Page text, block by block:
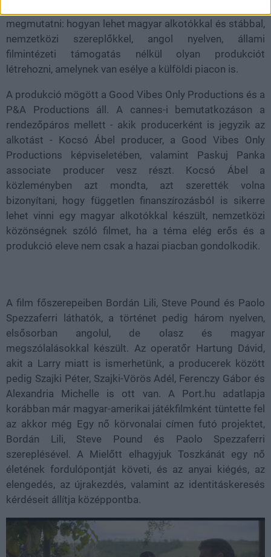
megmutatni: hogyan lehet magyar alkotókkal és stábbal,
nemzetközi szereplőkkel, angol nyelven, állami
filmintézeti támogatás nélkül olyan produkciót
létrehozni, amelynek van esélye a külföldi piacon is.
A produkció mögött a Good Vibes Only Productions és a
P&A Productions áll. A cannes-i bemutatkozáson a
rendezőpáros mellett - akik producerként is jegyzik az
alkotást - Kocsó Ábel producer, a Good Vibes Only
Productions képviseletében, valamint Paskuj Panka
associate producer vesz részt. Kocsó Ábel a
közleményben azt mondta, azt szerették volna
bizonyítani, hogy független finanszírozásból is sikerre
lehet vinni egy magyar alkotókkal készült, nemzetközi
közönségnek szóló filmet, ha a téma elég erős és a
produkció eleve nem csak a hazai piacban gondolkodik.
A film főszerepeiben Bordán Lili, Steve Pound és Paolo
Spezzaferri láthatók, a történet pedig három nyelven,
elsősorban angolul, de olasz és magyar
megszólalásokkal készült. Az operatőr Hartung Dávid,
akit a Larry miatt is ismerhetünk, a producerek között
pedig Szajki Péter, Szajki-Vörös Adél, Ferenczy Gábor és
Alexandria Michelle is ott van. A Port.hu adatlapja
korábban már magyar-amerikai játékfilmként tüntette fel
az akkor még Egy nő körvonalai címen futó projektet,
Bordán Lili, Steve Pound és Paolo Spezzaferri
szereplésével. A Mielőtt elhagyjuk Toszkánát egy nő
életének fordulópontját követi, és az anyai kiégés, az
elengedés, az újrakezdés, valamint az identitáskeresés
kérdéseit állítja középpontba.